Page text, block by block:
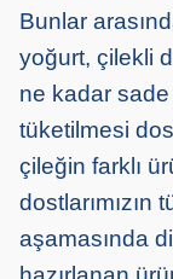
Bunlar
yoğurt, çilekli
ne kadar
tüketilmesi
çileğin farklı
dostlarımızın
aşamasında